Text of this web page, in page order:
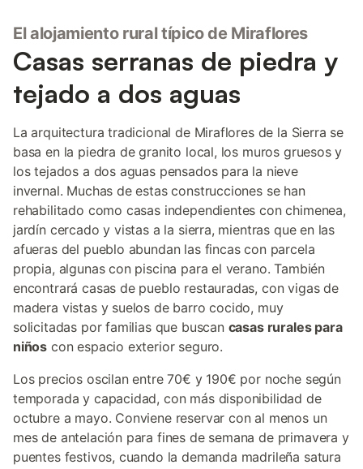
El alojamiento rural típico de Miraflores
Casas serranas de piedra y
tejado a dos aguas
La arquitectura tradicional de Miraflores de la Sierra se
basa en la piedra de granito local, los muros gruesos y
los tejados a dos aguas pensados para la nieve
invernal. Muchas de estas construcciones se han
rehabilitado como casas independientes con chimenea,
jardín cercado y vistas a la sierra, mientras que en las
afueras del pueblo abundan las fincas con parcela
propia, algunas con piscina para el verano. También
encontrará casas de pueblo restauradas, con vigas de
madera vistas y suelos de barro cocido, muy
solicitadas por familias que buscan casas rurales para
niños con espacio exterior seguro.
Los precios oscilan entre 70€ y 190€ por noche según
temporada y capacidad, con más disponibilidad de
octubre a mayo. Conviene reservar con al menos un
mes de antelación para fines de semana de primavera y
puentes festivos, cuando la demanda madrileña satura